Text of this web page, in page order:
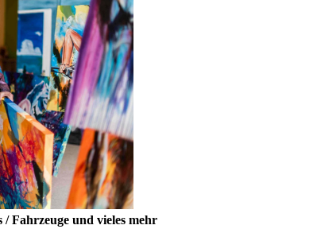
Fahrzeuge und vieles mehr